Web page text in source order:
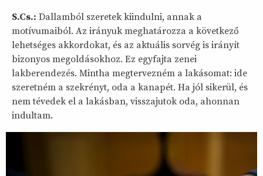
S.Cs.: Dallamból szeretek kiindulni, annak a
motívumaiból. Az irányuk meghatározza a következő
lehetséges akkordokat, és az aktuális sorvég is irányít
bizonyos megoldásokhoz. Ez egyfajta zenei
lakberendezés. Mintha megtervezném a lakásomat: ide
szeretném a szekrényt, oda a kanapét. Ha jól sikerül, és
nem tévedek el a lakásban, visszajutok oda, ahonnan
indultam.